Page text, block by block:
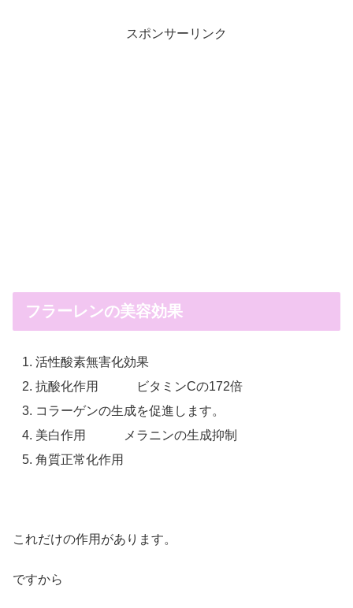
スポンサーリンク
フラーレンの美容効果
活性酸素無害化効果
抗酸化作用 ビタミンCの172倍
コラーゲンの生成を促進します。
美白作用 メラニンの生成抑制
角質正常化作用
これだけの作用があります。
ですから